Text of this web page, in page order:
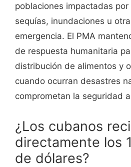
poblaciones impactadas por
sequías, inundaciones u
emergencia. El PMA
de respuesta humanitaria
distribución de alimentos y
cuando ocurran desastres
comprometan la seguridad
¿Los cubanos
directamente los
de dólares?